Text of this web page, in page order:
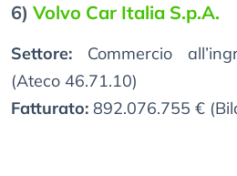
6) Volvo Car Italia S.p.A.
Settore: Commercio
(Ateco 46.71.10)
Fatturato: 892.076.755 €